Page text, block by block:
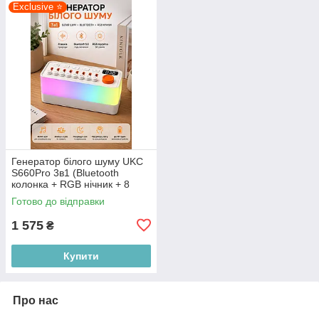
Exclusive ⭐
Генератор білого шуму UKC
S660Pro 3в1 (Bluetooth
колонка + RGB нічник + 8
звуків природи), Білий
Готово до відправки
1 575 ₴
Купити
Про нас